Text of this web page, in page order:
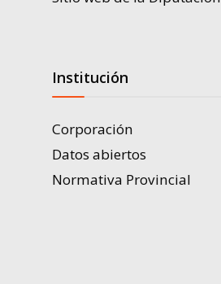
Institución
Corporación
Datos abiertos
Normativa Provincial